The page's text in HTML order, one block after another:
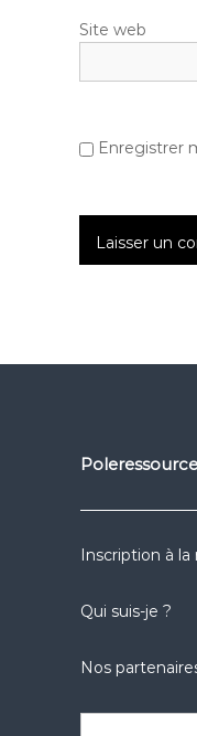
Site web
Enregistrer
Inscription à
Qui suis-je ?
Nos